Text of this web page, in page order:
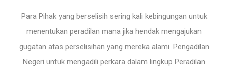
Para Pihak yang berselisih sering kali kebingungan untuk
menentukan peradilan mana jika hendak mengajukan
gugatan atas perselisihan yang mereka alami. Pengadilan
Negeri untuk mengadili perkara dalam lingkup Peradilan